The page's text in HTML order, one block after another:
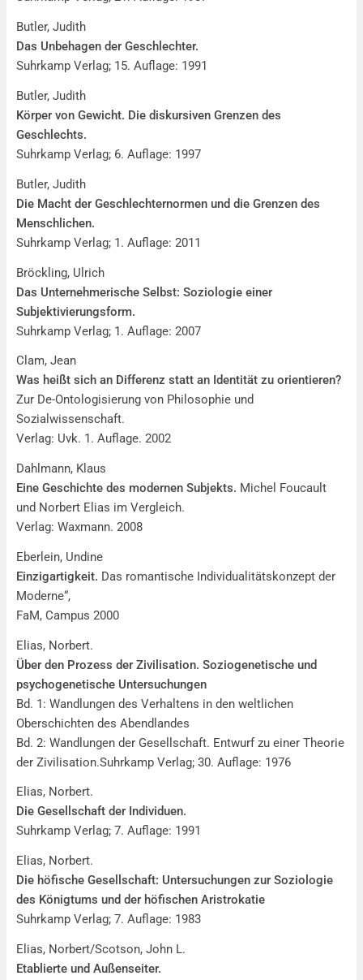
Butler, Judith
Das Unbehagen der Geschlechter.
Suhrkamp Verlag; 15. Auflage: 1991
Butler, Judith
Körper von Gewicht. Die diskursiven Grenzen des
Geschlechts.
Suhrkamp Verlag; 6. Auflage: 1997
Butler, Judith
Die Macht der Geschlechternormen und die Grenzen des
Menschlichen.
Suhrkamp Verlag; 1. Auflage: 2011
Bröckling, Ulrich
Das Unternehmerische Selbst: Soziologie einer
Subjektivierungsform.
Suhrkamp Verlag; 1. Auflage: 2007
Clam, Jean
Was heißt sich an Differenz statt an Identität zu orientieren?
Zur De-Ontologisierung von Philosophie und
Sozialwissenschaft.
Verlag: Uvk. 1. Auflage. 2002
Dahlmann, Klaus
Eine Geschichte des modernen Subjekts. Michel Foucault
und Norbert Elias im Vergleich.
Verlag: Waxmann. 2008
Eberlein, Undine
Einzigartigkeit. Das romantische Individualitätskonzept der
Moderne“,
FaM, Campus 2000
Elias, Norbert.
Über den Prozess der Zivilisation. Soziogenetische und
psychogenetische Untersuchungen
Bd. 1: Wandlungen des Verhaltens in den weltlichen
Oberschichten des Abendlandes
Bd. 2: Wandlungen der Gesellschaft. Entwurf zu einer Theorie
der Zivilisation.Suhrkamp Verlag; 30. Auflage: 1976
Elias, Norbert.
Die Gesellschaft der Individuen.
Suhrkamp Verlag; 7. Auflage: 1991
Elias, Norbert.
Die höfische Gesellschaft: Untersuchungen zur Soziologie
des Königtums und der höfischen Aristrokatie
Suhrkamp Verlag; 7. Auflage: 1983
Elias, Norbert/Scotson, John L.
Etablierte und Außenseiter.